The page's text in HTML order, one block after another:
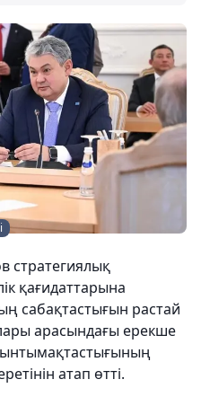
стратегиялық
қағидаттарына
сабақтастығын растай
арасындағы ерекше
атап өтті.